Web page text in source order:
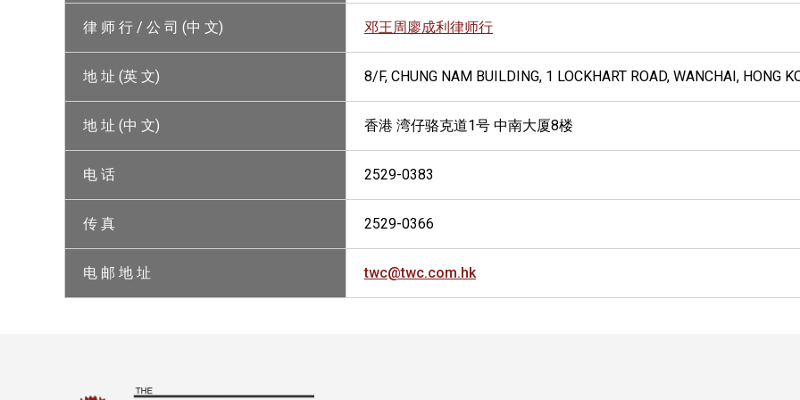
律 师 行 / 公 司 (中 文) 邓王周廖成利律师行
地 址 (英 文) 8/F, CHUNG NAM BUILDING, 1 LOCKHART ROAD, WANCHAI, HONG
地 址 (中 文) 香港 湾仔骆克道1号 中南大厦8楼
电 话 2529-0383
传 真 2529-0366
电 邮 地 址 twc@twc.com.hk